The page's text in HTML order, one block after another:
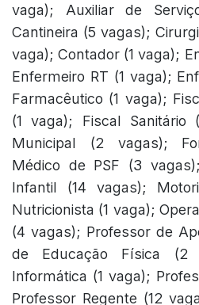
vaga); Auxiliar de
Cantineira (5 vagas);
vaga); Contador (1 vaga);
Enfermeiro RT (1 vaga);
Farmacêutico (1 vaga);
(1 vaga); Fiscal Sanitário
Municipal (2 vagas);
Médico de PSF (3
Infantil (14 vagas);
Nutricionista (1 vaga);
(4 vagas); Professor de
de Educação Física (2
Informática (1 vaga);
Professor Regente (12